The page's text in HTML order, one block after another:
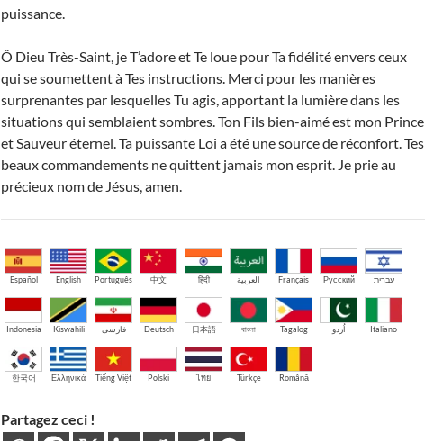
puissance.
Ô Dieu Très-Saint, je T’adore et Te loue pour Ta fidélité envers ceux
qui se soumettent à Tes instructions. Merci pour les manières
surprenantes par lesquelles Tu agis, apportant la lumière dans les
situations qui semblaient sombres. Ton Fils bien-aimé est mon Prince
et Sauveur éternel. Ta puissante Loi a été une source de réconfort. Tes
beaux commandements ne quittent jamais mon esprit. Je prie au
précieux nom de Jésus, amen.
Español English Português 中文 हिंदी العربية Français Русский עברית
Indonesia Kiswahili فارسی Deutsch 日本語 বাংলা Tagalog اُردو Italiano
한국어 Ελληνικά Tiếng Việt Polski ไทย Türkçe Română
Partagez ceci !